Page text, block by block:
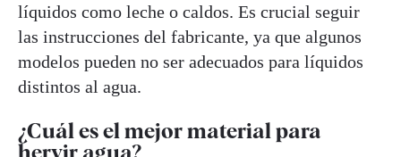
líquidos como leche o caldos. Es crucial seguir
las instrucciones del fabricante, ya que algunos
modelos pueden no ser adecuados para líquidos
distintos al agua.
¿Cuál es el mejor material para